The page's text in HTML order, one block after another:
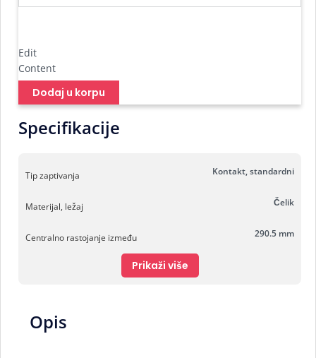
Edit
Content
Dodaj u korpu
Specifikacije
Tip zaptivanja Kontakt, standardni
Materijal, ležaj Čelik
Centralno rastojanje između 290.5 mm
Prikaži više
Opis